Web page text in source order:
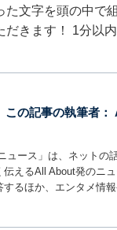
た文字を頭の中で
だきます！ 1分以
この記事の執筆者：
ュース」は、ネット
伝えるAll About発のニ
するほか、エンタメ情